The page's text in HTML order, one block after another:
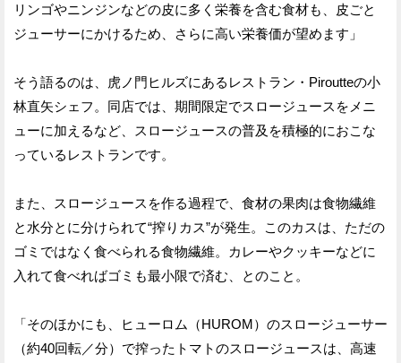
リンゴやニンジンなどの皮に多く栄養を含む食材も、皮ごと
ジューサーにかけるため、さらに高い栄養価が望めます」
そう語るのは、虎ノ門ヒルズにあるレストラン・Piroutteの小
林直矢シェフ。同店では、期間限定でスロージュースをメニ
ューに加えるなど、スロージュースの普及を積極的におこな
っているレストランです。
また、スロージュースを作る過程で、食材の果肉は食物繊維
と水分とに分けられて“搾りカス”が発生。このカスは、ただの
ゴミではなく食べられる食物繊維。カレーやクッキーなどに
入れて食べればゴミも最小限で済む、とのこと。
「そのほかにも、ヒューロム（HUROM）のスロージューサー
（約40回転／分）で搾ったトマトのスロージュースは、高速